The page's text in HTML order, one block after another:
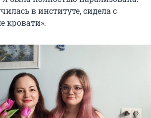
в институте, сидела с
кровати».